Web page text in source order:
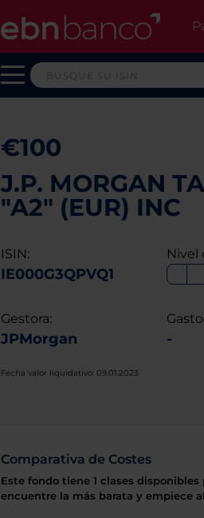
€100
J.P. MORGAN
"A2" (EUR) INC
ISIN:
IE000G3QPVQ1
Nivel
Gestora:
JPMorgan -
Fecha valor liquidativo: 09.01.2023
Comparativa de Costes
Este fondo tiene 1 clases
encuentre la más barata y empiece